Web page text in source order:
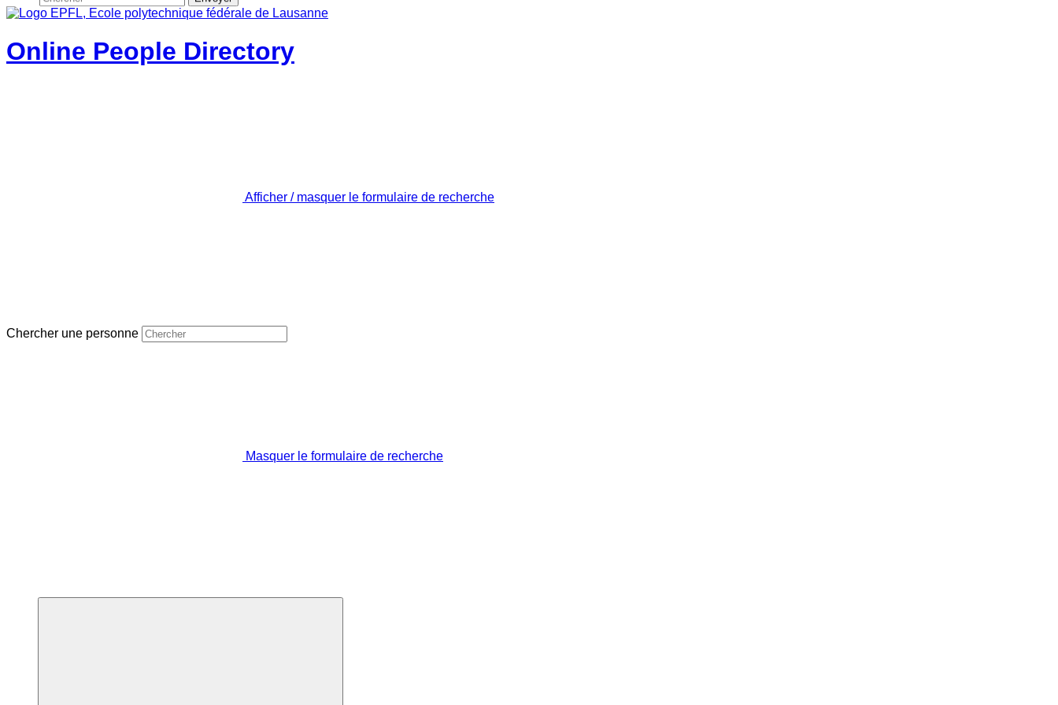
Online People Directory
Afficher / masquer le formulaire de recherche
Chercher une personne
Masquer le formulaire de recherche